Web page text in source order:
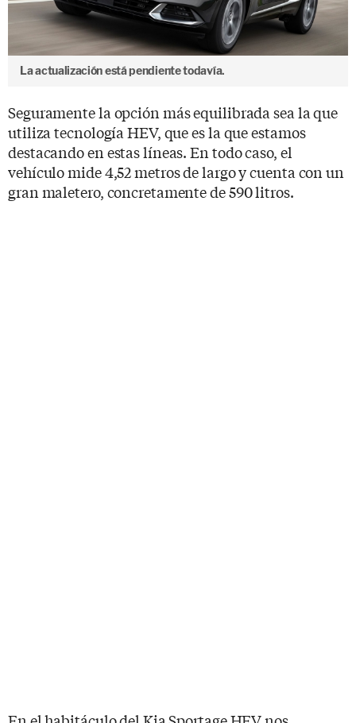
La actualización está pendiente todavía.
Seguramente la opción más equilibrada sea la que
utiliza tecnología HEV, que es la que estamos
destacando en estas líneas. En todo caso, el
vehículo mide 4,52 metros de largo y cuenta con un
gran maletero, concretamente de 590 litros.